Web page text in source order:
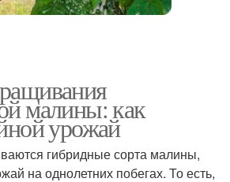
малины: как
урожай
гибридные сорта малины,
на однолетних побегах. То есть,